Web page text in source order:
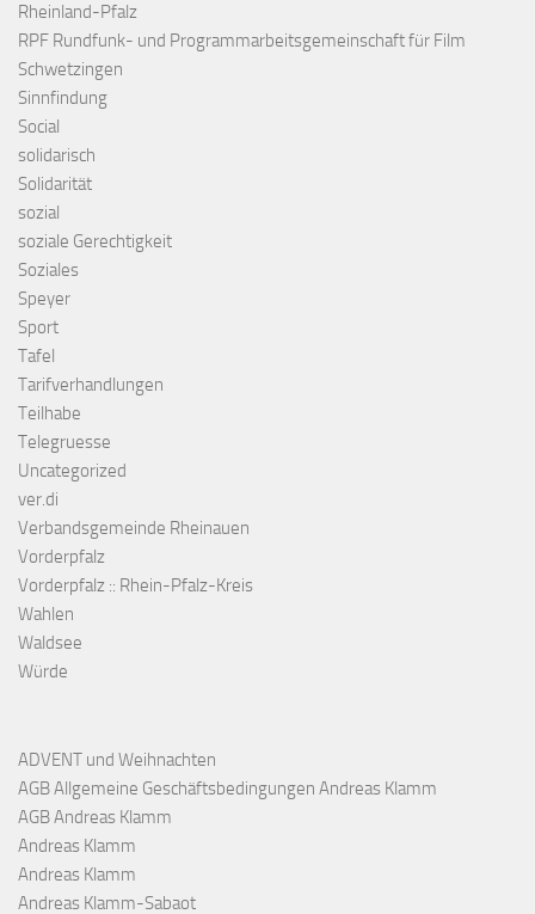
Rheinland-Pfalz
RPF Rundfunk- und Programmarbeitsgemeinschaft für Film
Schwetzingen
Sinnfindung
Social
solidarisch
Solidarität
sozial
soziale Gerechtigkeit
Soziales
Speyer
Sport
Tafel
Tarifverhandlungen
Teilhabe
Telegruesse
Uncategorized
ver.di
Verbandsgemeinde Rheinauen
Vorderpfalz
Vorderpfalz :: Rhein-Pfalz-Kreis
Wahlen
Waldsee
Würde
ADVENT und Weihnachten
AGB Allgemeine Geschäftsbedingungen Andreas Klamm
AGB Andreas Klamm
Andreas Klamm
Andreas Klamm
Andreas Klamm-Sabaot